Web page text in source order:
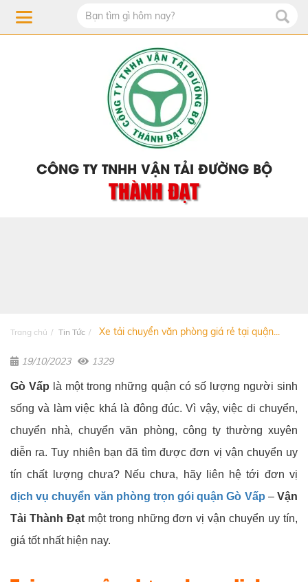
CÔNG TY TNHH VẬN TẢI ĐƯỜNG BỘ
THÀNH ĐẠT
Trang chủ Tin Tức Xe tải chuyển văn phòng giá rẻ tại quận...
19/10/2023 1329
Gò Vấp là một trong những quận có số lượng người sinh
sống và làm việc khá là đông đúc. Vì vậy, việc di chuyển,
chuyển nhà, chuyển văn phòng, công ty thường xuyên
diễn ra. Tuy nhiên bạn đã tìm được đơn vị vận chuyển uy
tín chất lượng chưa? Nếu chưa, hãy liên hệ tới đơn vị
dịch vụ chuyển văn phòng trọn gói quận Gò Vấp –Vận
Tải Thành Đạtmột trong những đơn vị vận chuyển uy tín,
giá tốt nhất hiện nay.